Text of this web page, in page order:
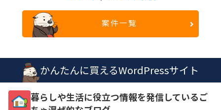
案件一覧
かんたんに買えるWordPressサイト
暮らしや生活に役立つ情報を発信しているご